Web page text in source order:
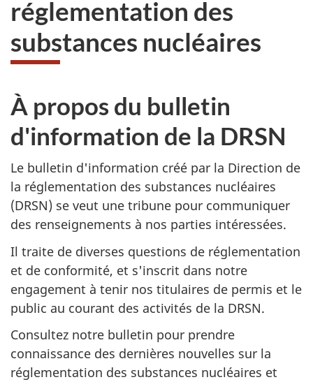
réglementation des
substances nucléaires
À propos du bulletin
d'information de la DRSN
Le bulletin d'information créé par la Direction de
la réglementation des substances nucléaires
(DRSN) se veut une tribune pour communiquer
des renseignements à nos parties intéressées.
Il traite de diverses questions de réglementation
et de conformité, et s'inscrit dans notre
engagement à tenir nos titulaires de permis et le
public au courant des activités de la DRSN.
Consultez notre bulletin pour prendre
connaissance des dernières nouvelles sur la
réglementation des substances nucléaires et